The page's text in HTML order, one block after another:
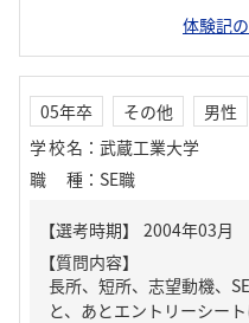
体験記
05年卒 その他
男性
学校名 ： 武蔵工業大学
職種 ： SE職
【質問内容】
長所、短所、志望動機、
と、あとエントリーシー